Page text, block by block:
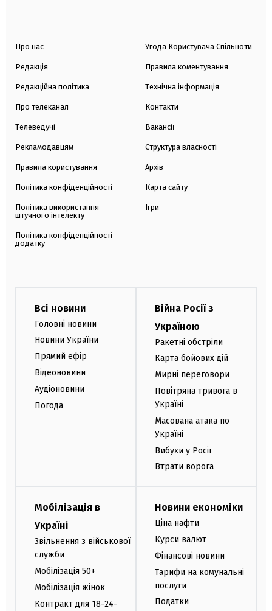
Про нас
Редакція
Редакційна політика
Про телеканал
Телеведучі
Рекламодавцям
Правила користування
Політика конфіденційності
Політика використання
штучного інтелекту
Політика конфіденційності
додатку
Угода Користувача Спільноти
Правила коментування
Технічна інформація
Контакти
Вакансії
Структура власності
Архів
Карта сайту
Ігри
Всі новини
Головні новини
Новини України
Прямий ефір
Відеоновини
Аудіоновини
Погода
Війна Росії з
Україною
Ракетні обстріли
Карта бойових дій
Мирні переговори
Повітряна тривога в
Україні
Масована атака по
Україні
Вибухи у Росії
Втрати ворога
Мобілізація в
Україні
Звільнення з військової
служби
Мобілізація 50+
Мобілізація жінок
Контракт для 18-24-
Новини економіки
Ціна нафти
Курси валют
Фінансові новини
Тарифи на комунальні
послуги
Податки